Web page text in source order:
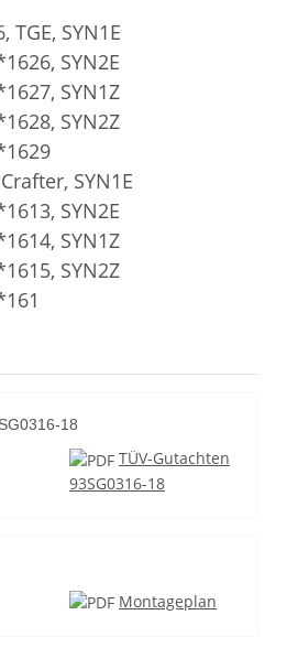
TGE, SYN1E
SYN2E
SYN1Z
SYN2Z
SYN1E
SYN2E
SYN1Z
SYN2Z
18
TÜV-Gutachten
93SG0316-18
Montageplan